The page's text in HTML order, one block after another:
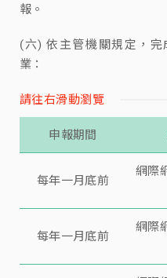
報。
(六) 依主管機關規定，
業：
請往右滑動瀏覽
申報期間
每年一月底前
網際
每年一月底前
網際